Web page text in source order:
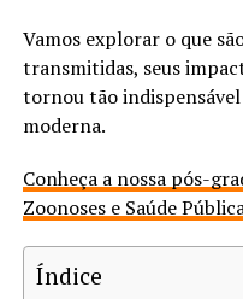
Vamos explorar o que
transmitidas, seus
tornou tão
moderna.
Conheça a nossa pós-
Zoonoses e Saúde
Índice